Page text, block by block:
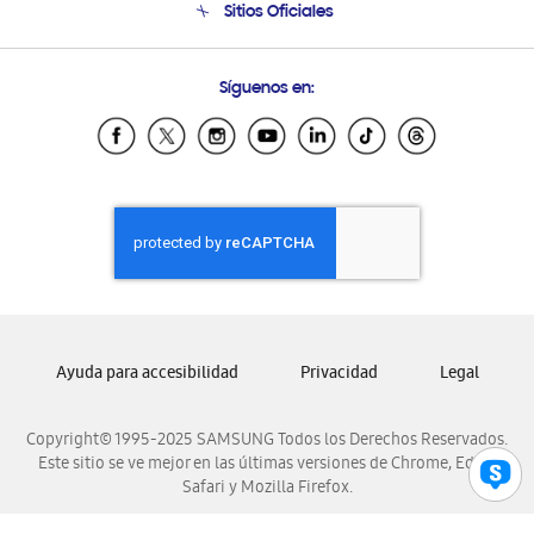
Soporte vía eMail
Sitios Oficiales
Samsung Ecuador
Samsung El Salvador
Samsung Honduras
Samsung Nicaragua
Samsung Panamá
Samsung Venezuela
Síguenos en:
Copyright© 1995-2025 SAMSUNG Todos los Derechos Reservados.
Este sitio se ve mejor en las últimas versiones de Chrome, Edge,
Safari y Mozilla Firefox.
Ayuda para accesibilidad Privacidad Legal